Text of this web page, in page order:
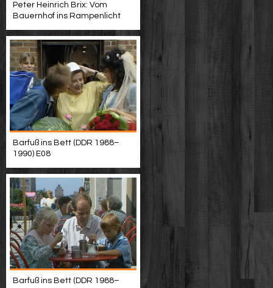
Peter Heinrich Brix: Vom
Bauernhof ins Rampenlicht
Barfuß ins Bett (DDR 1988–
1990) E08
Barfuß ins Bett (DDR 1988–